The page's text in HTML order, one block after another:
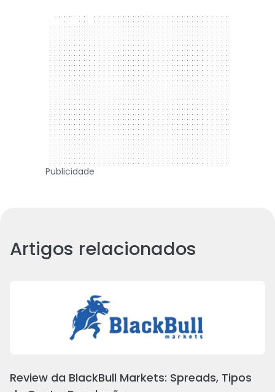
300 x 250
Publicidade
Artigos relacionados
Review da BlackBull Markets: Spreads, Tipos